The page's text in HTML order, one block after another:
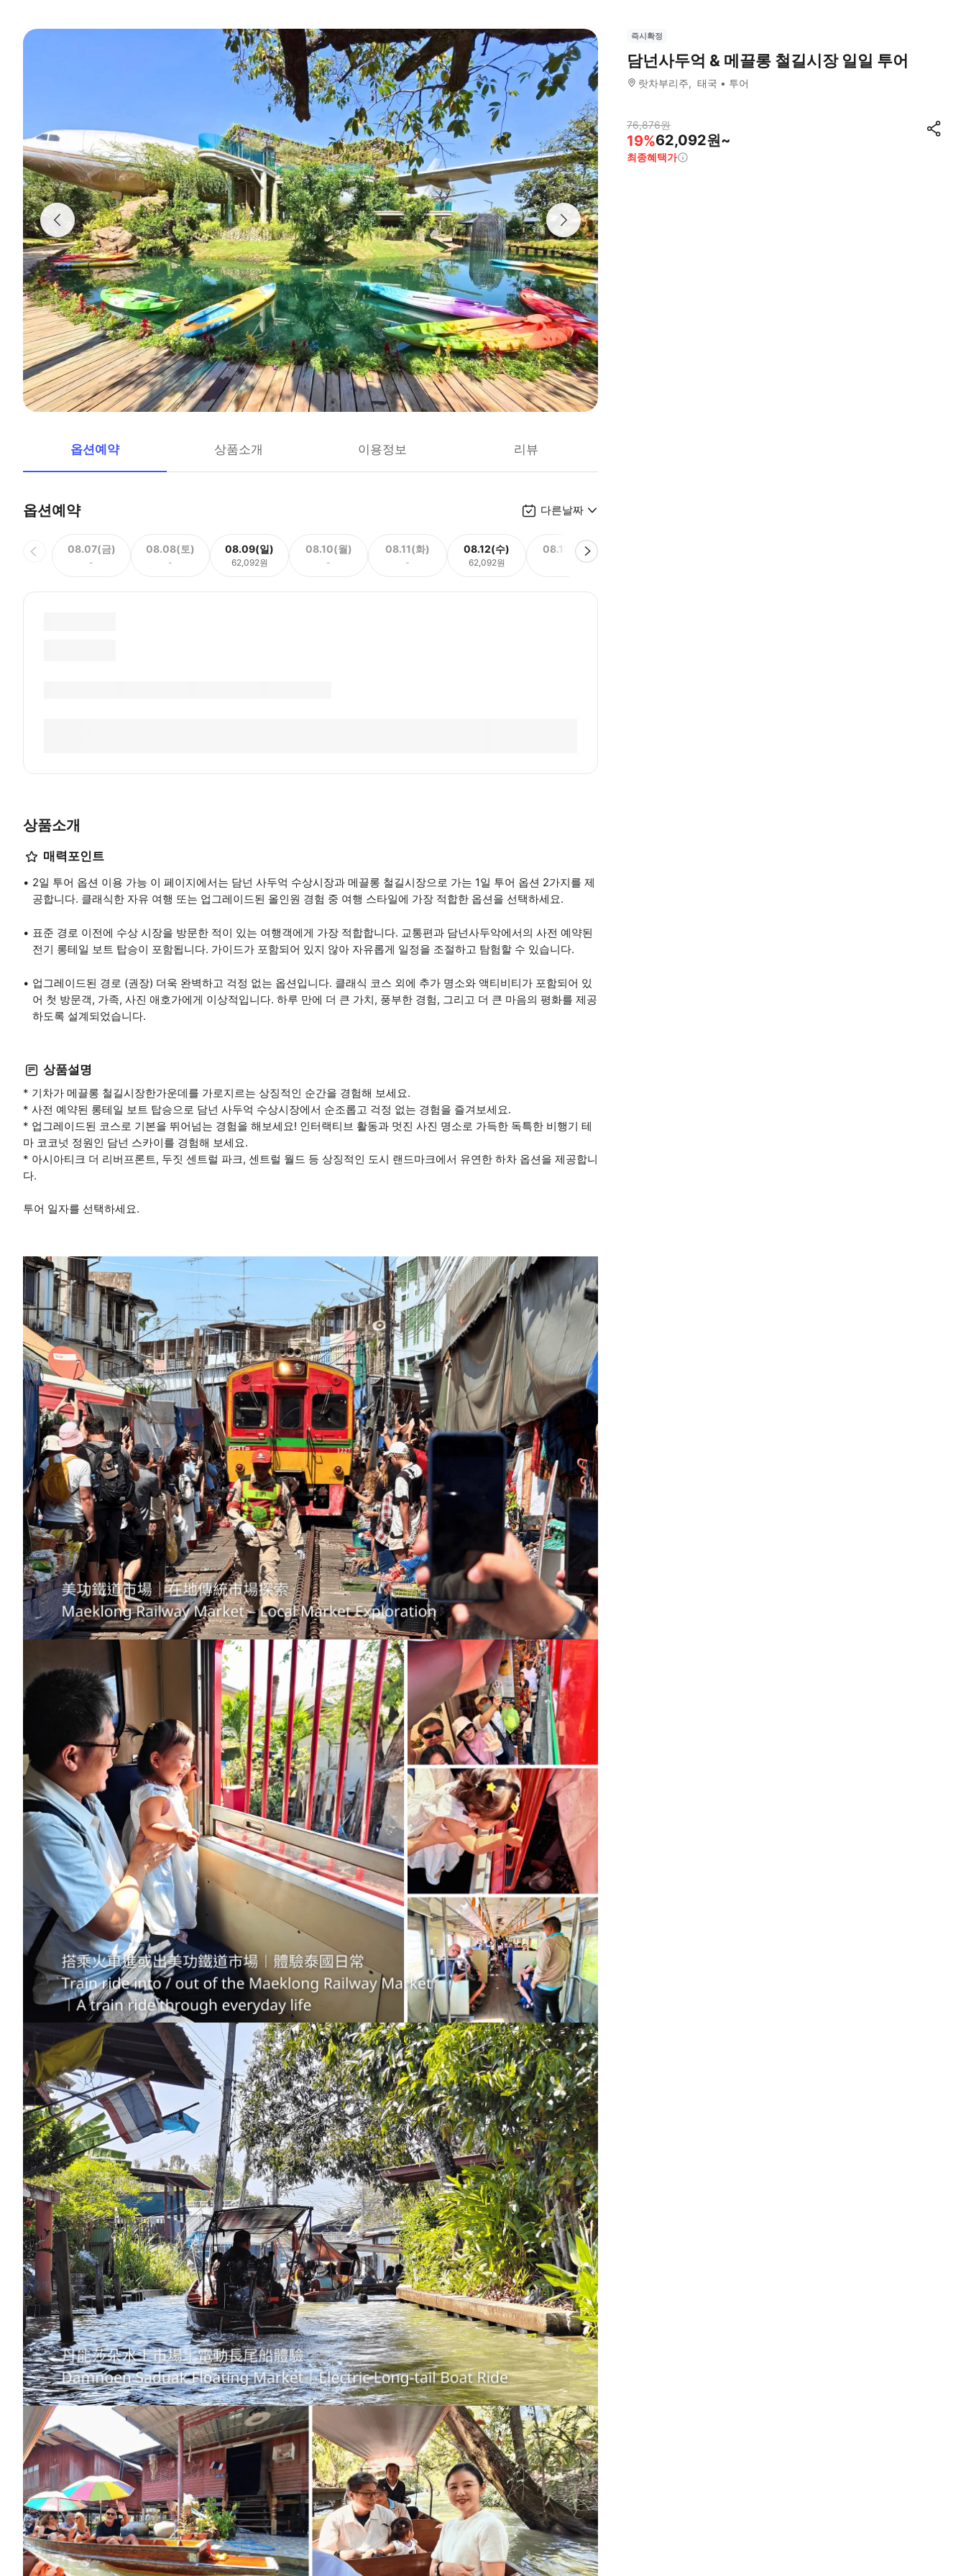
옵션예약 상품소개 이용정보 리뷰
옵션예약 다른날짜
08.07(금)
-
08.08(토)
-
08.09(일)
62,092원
08.10(월)
-
08.11(화)
-
08.12(수)
62,092원
08.13(목)
상품소개
매력포인트
2일 투어 옵션 이용 가능 이 페이지에서는 담넌 사두억 수상시장과 메끌롱 철길시장으로 가는 1일 투어 옵션 2가지를 제
공합니다. 클래식한 자유 여행 또는 업그레이드된 올인원 경험 중 여행 스타일에 가장 적합한 옵션을 선택하세요.
표준 경로 이전에 수상 시장을 방문한 적이 있는 여행객에게 가장 적합합니다. 교통편과 담넌사두악에서의 사전 예약된
전기 롱테일 보트 탑승이 포함됩니다. 가이드가 포함되어 있지 않아 자유롭게 일정을 조절하고 탐험할 수 있습니다.
업그레이드된 경로 (권장) 더욱 완벽하고 걱정 없는 옵션입니다. 클래식 코스 외에 추가 명소와 액티비티가 포함되어 있
어 첫 방문객, 가족, 사진 애호가에게 이상적입니다. 하루 만에 더 큰 가치, 풍부한 경험, 그리고 더 큰 마음의 평화를 제공
하도록 설계되었습니다.
상품설명
* 기차가 메끌롱 철길시장한가운데를 가로지르는 상징적인 순간을 경험해 보세요.
* 사전 예약된 롱테일 보트 탑승으로 담넌 사두억 수상시장에서 순조롭고 걱정 없는 경험을 즐겨보세요.
* 업그레이드된 코스로 기본을 뛰어넘는 경험을 해보세요! 인터랙티브 활동과 멋진 사진 명소로 가득한 독특한 비행기 테
마 코코넛 정원인 담넌 스카이를 경험해 보세요.
* 아시아티크 더 리버프론트, 두짓 센트럴 파크, 센트럴 월드 등 상징적인 도시 랜드마크에서 유연한 하차 옵션을 제공합니
다.
투어 일자를 선택하세요.
즉시확정
담넌사두억 & 메끌롱 철길시장 일일 투어
랏차부리주 태국 투어
76,876원
19%62,092원~
최종혜택가